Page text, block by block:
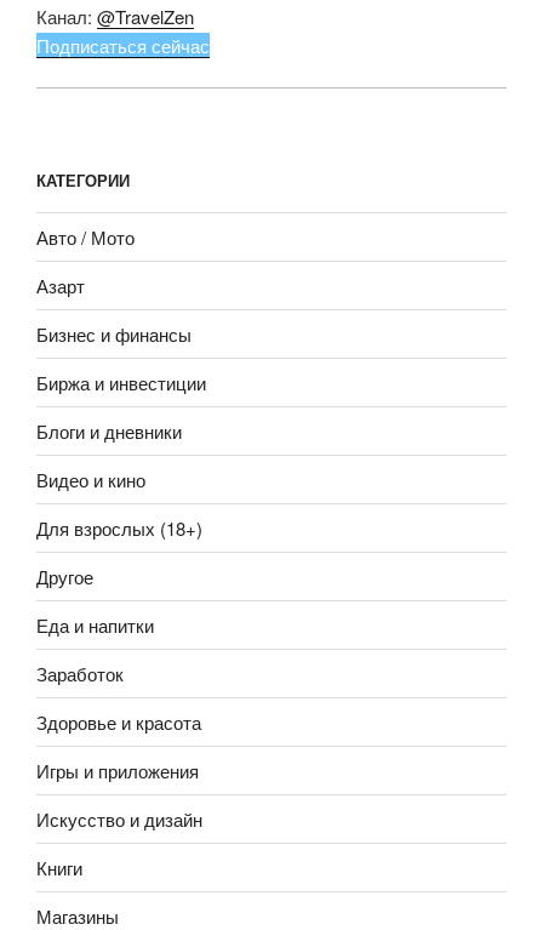
Канал: @TravelZen
Подписаться сейчас
КАТЕГОРИИ
Авто / Мото
Азарт
Бизнес и финансы
Биржа и инвестиции
Блоги и дневники
Видео и кино
Для взрослых (18+)
Другое
Еда и напитки
Заработок
Здоровье и красота
Игры и приложения
Искусство и дизайн
Книги
Магазины